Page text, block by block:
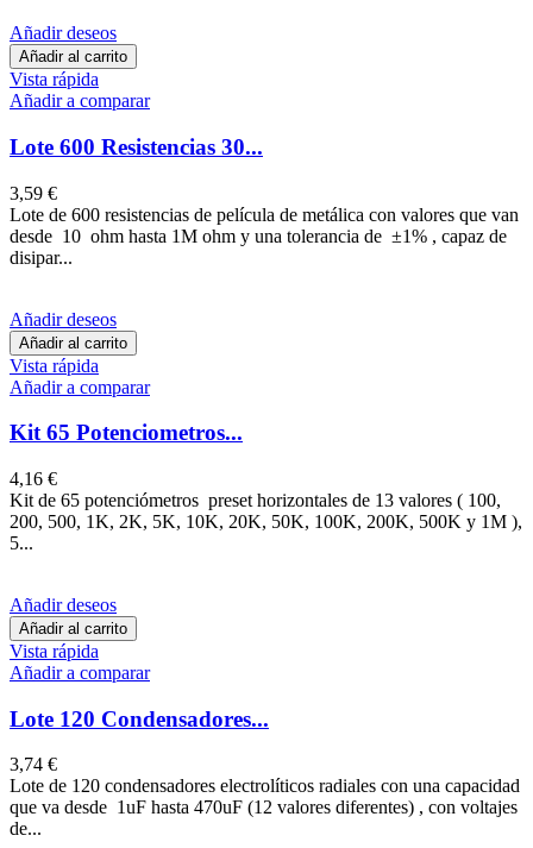
Añadir deseos
Añadir al carrito
Vista rápida
Añadir a comparar
Lote 600 Resistencias 30...
3,59 €
Lote de 600 resistencias de película de metálica con valores que van
desde 10 ohm hasta 1M ohm y una tolerancia de ±1% , capaz de
disipar...
Añadir deseos
Añadir al carrito
Vista rápida
Añadir a comparar
Kit 65 Potenciometros...
4,16 €
Kit de 65 potenciómetros preset horizontales de 13 valores ( 100,
200, 500, 1K, 2K, 5K, 10K, 20K, 50K, 100K, 200K, 500K y 1M ),
5...
Añadir deseos
Añadir al carrito
Vista rápida
Añadir a comparar
Lote 120 Condensadores...
3,74 €
Lote de 120 condensadores electrolíticos radiales con una capacidad
que va desde 1uF hasta 470uF (12 valores diferentes) , con voltajes
de...